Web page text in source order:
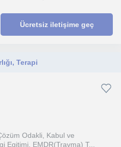
Ücretsiz iletişime geç
Terapi
Odakli, Kabul ve
Egitimi, EMDR(Travma) T...